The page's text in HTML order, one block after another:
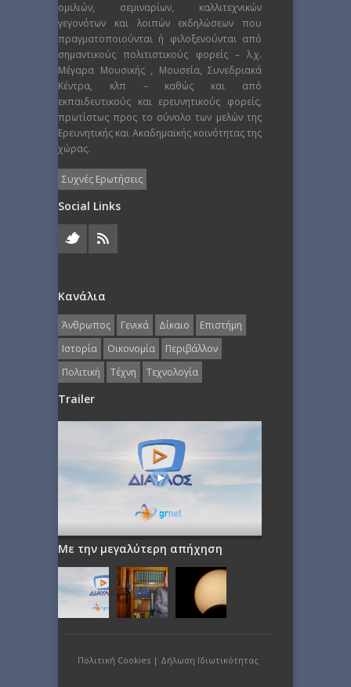
ομιλιών, σεμιναρίων, καλλιτεχνικών
γεγονότων και λοιπών εκδηλώσεων που
πραγματοποιούνται ή φιλοξενούνται από
σημαντικούς πολιτιστικούς φορείς – λ.χ.
Μέγαρα Μουσικής , Μουσεία, Συνεδριακά
Κέντρα, κλπ – καθώς και από
εκπαιδευτικούς και ερευνητικούς φορείς,
πρωτίστως προς το σύνολο των μελών της
Ερευνητικής και Ακαδημαϊκής κοινότητας της
χώρας.
Συχνές Ερωτήσεις
Social Links
Κανάλια
Άνθρωπος Γενικά Δίκαιο
Επιστήμη
Ιστορία
Οικονομία
Περιβάλλον
Πολιτική
Τέχνη Τεχνολογία
Trailer
Με την μεγαλύτερη απήχηση
Πολιτική Cookies| Δήλωση Ιδιωτικότητας